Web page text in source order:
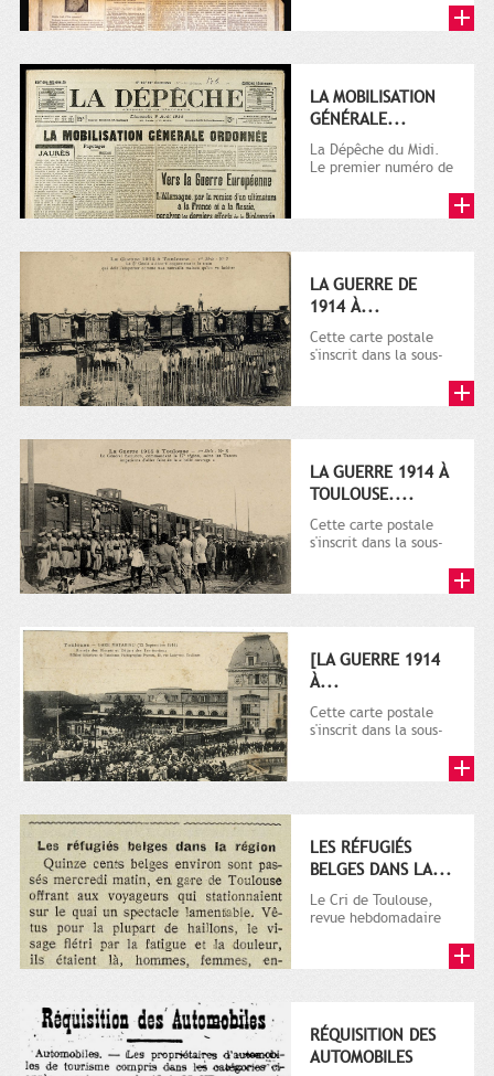
LA MOBILISATION
GÉNÉRALE...
La Dépêche du Midi.
Le premier numéro de
octobre...
LA GUERRE DE
1914 À...
Cette carte postale
s'inscrit dans la sous-
plusieurs milliers de...
LA GUERRE 1914 À
TOULOUSE....
Cette carte postale
s'inscrit dans la sous-
plusieurs milliers de...
[LA GUERRE 1914
À...
Cette carte postale
s'inscrit dans la sous-
plusieurs milliers de...
LES RÉFUGIÉS
BELGES DANS LA...
Le Cri de Toulouse,
revue hebdomadaire
puis...
RÉQUISITION DES
AUTOMOBILES